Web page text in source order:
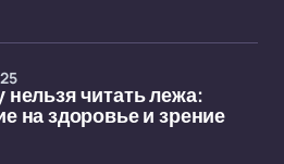
нельзя читать лежа:
на здоровье и зрение